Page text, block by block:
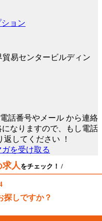
ョン
易センタービルディン
話番号やメール から連絡
なりますので、もし電話
返してください ！
求人をチェック！ /
探しですか？